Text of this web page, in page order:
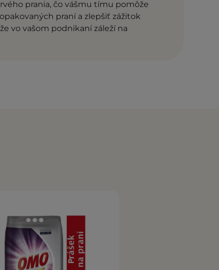
prania, čo vášmu tímu pomôže
praní a zlepšiť zážitok
vo vašom podnikaní záleží na